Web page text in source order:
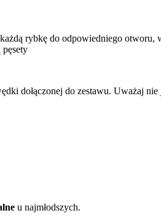
rybkę do odpowiedniego otworu,
pęsety
dołączonej do zestawu. Uważaj nie
u najmłodszych.